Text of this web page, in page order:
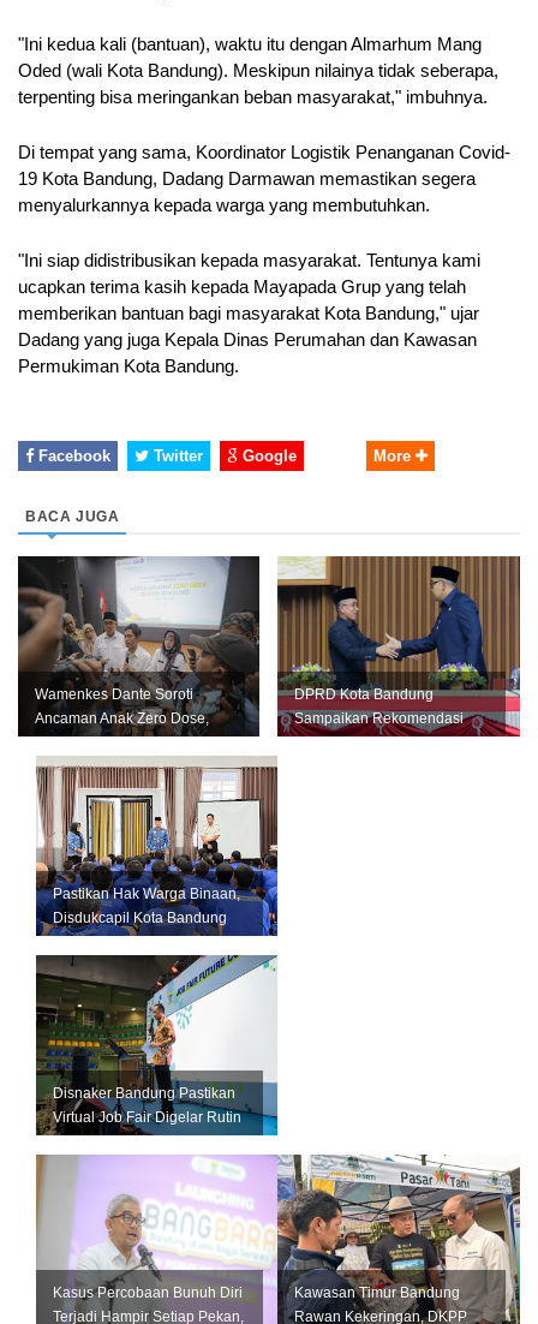
"Ini kedua kali (bantuan), waktu itu dengan Almarhum Mang
Oded (wali Kota Bandung). Meskipun nilainya tidak seberapa,
terpenting bisa meringankan beban masyarakat," imbuhnya.
Di tempat yang sama, Koordinator Logistik Penanganan Covid-
19 Kota Bandung, Dadang Darmawan memastikan segera
menyalurkannya kepada warga yang membutuhkan.
"Ini siap didistribusikan kepada masyarakat. Tentunya kami
ucapkan terima kasih kepada Mayapada Grup yang telah
memberikan bantuan bagi masyarakat Kota Bandung," ujar
Dadang yang juga Kepala Dinas Perumahan dan Kawasan
Permukiman Kota Bandung.
Facebook Twitter Google More
BACA JUGA
Wamenkes Dante Soroti
Ancaman Anak Zero Dose,
Contoh Nasio...
DPRD Kota Bandung
Sampaikan Rekomendasi
Pastikan Hak Warga Binaan,
Disdukcapil Kota Bandung
Bance...
Disnaker Bandung Pastikan
Virtual Job Fair Digelar Rutin
Kasus Percobaan Bunuh Diri
Terjadi Hampir Setiap Pekan,
Kawasan Timur Bandung
Rawan Kekeringan, DKPP